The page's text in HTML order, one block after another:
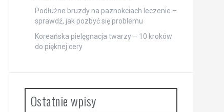
Podłużne bruzdy na paznokciach leczenie –
sprawdź, jak pozbyć się problemu
Koreańska pielęgnacja twarzy – 10 kroków
do pięknej cery
Ostatnie wpisy